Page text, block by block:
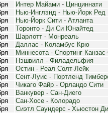
Интер Майами - Цинциннати
Нью-Инглэнд - Нью-Йорк Ред
Нью-Йорк Сити - Атланта
Торонто - Ди Си Юнайтед
Шарлотт - Монреаль
Даллас - Коламбус Крю
Миннесота- Спортинг
Нэшвилл - Филадельфия
Остин - Реал Солт-Лейк
Сент-Луис - Портленд
Чикаго Файр - Орландо Сити
Ванкувер - Сан-Диего
Сан-Хосе - Колорадо
Сиэтл Саундерс - Хьюстон